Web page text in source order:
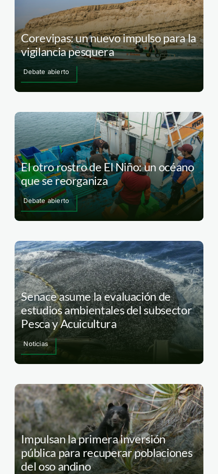
Corevipas: un nuevo impulso para la
vigilancia pesquera
Debate abierto
El otro rostro de El Niño: un océano
que se reorganiza
Debate abierto
Senace asume la evaluación de
estudios ambientales del subsector
Pesca y Acuicultura
Noticias
Impulsan la primera inversión
pública para recuperar poblaciones
del oso andino